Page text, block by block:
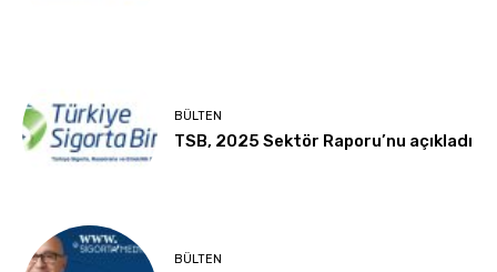
BÜLTEN
TSB, 2025 Sektör Raporu’nu açıkladı
BÜLTEN